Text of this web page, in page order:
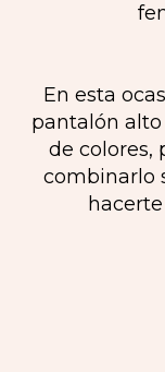
En esta
pantalón
de colores,
combinarlo